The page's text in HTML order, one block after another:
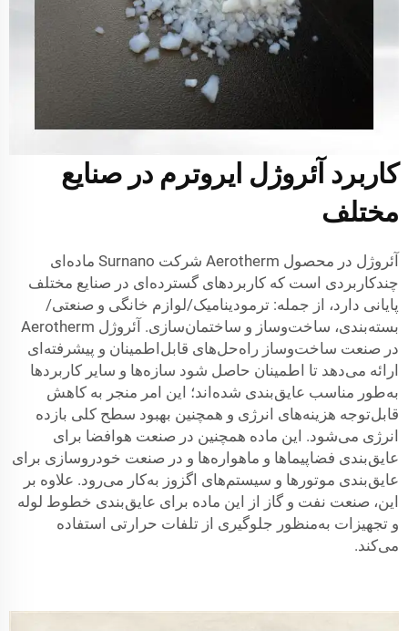
کاربرد آئروژل ایروترم در صنایع
مختلف
آئروژل در محصول Aerotherm شرکت Surnano ماده‌ای
چندکاربردی است که کاربردهای گسترده‌ای در صنایع مختلف
پایانی دارد، از جمله: ترمودینامیک/لوازم خانگی و صنعتی/
بسته‌بندی، ساخت‌وساز و ساختمان‌سازی. آئروژل Aerotherm
در صنعت ساخت‌وساز راه‌حل‌های قابل‌اطمینان و پیشرفته‌ای
ارائه می‌دهد تا اطمینان حاصل شود سازه‌ها و سایر کاربردها
به‌طور مناسب عایق‌بندی شده‌اند؛ این امر منجر به کاهش
قابل‌توجه هزینه‌های انرژی و همچنین بهبود سطح کلی بازده
انرژی می‌شود. این ماده همچنین در صنعت هوافضا برای
عایق‌بندی فضاپیماها و ماهواره‌ها و در صنعت خودروسازی برای
عایق‌بندی موتورها و سیستم‌های اگزوز به‌کار می‌رود. علاوه بر
این، صنعت نفت و گاز از این ماده برای عایق‌بندی خطوط لوله
و تجهیزات به‌منظور جلوگیری از تلفات حرارتی استفاده
می‌کند.